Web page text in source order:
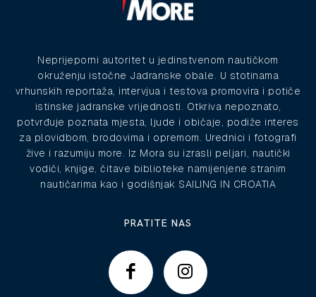
Neprijeporni autoritet u jedinstvenom nautičkom
okruženju istočne Jadranske obale. U stotinama
vrhunskih reportaža, intervjua i testova promovira i potiče
istinske jadranske vrijednosti. Otkriva nepoznato,
potvrđuje poznata mjesta, ljude i običaje, podiže interes
za plovidbom, brodovima i opremom. Urednici i fotografi
žive i razumiju more. Iz Mora su izrasli peljari, nautički
vodiči, knjige, čitave biblioteke namijenjene stranim
nautičarima kao i godišnjak SAILING IN CROATIA
PRATITE NAS